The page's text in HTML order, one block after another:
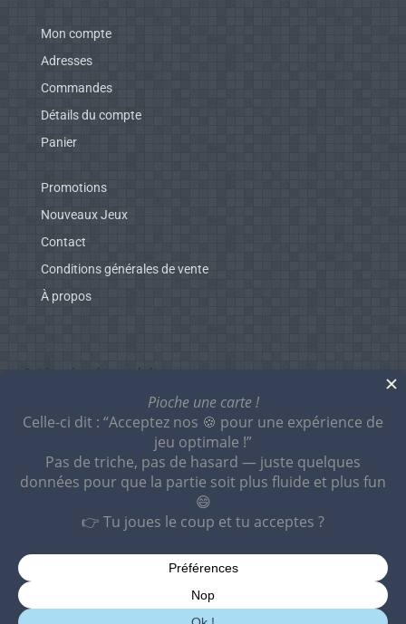
Mon compte
Adresses
Commandes
Détails du compte
Panier
Promotions
Nouveaux Jeux
Contact
Conditions générales de vente
À propos
Catégories de produits
EXPERT NOUVEAUX JEUX